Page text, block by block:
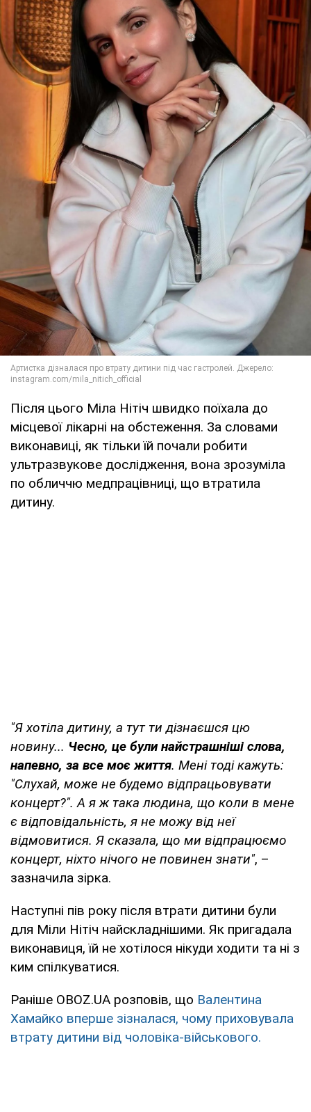
Після цього Міла Нітіч швидко поїхала до
місцевої лікарні на обстеження. За словами
виконавиці, як тільки їй почали робити
ультразвукове дослідження, вона зрозуміла
по обличчю медпрацівниці, що втратила
дитину.
"Я хотіла дитину, а тут ти дізнаєшся цю
новину... Чесно, це були найстрашніші слова,
напевно, за все моє життя. Мені тоді кажуть:
"Слухай, може не будемо відпрацьовувати
концерт?". А я ж така людина, що коли в мене
є відповідальність, я не можу від неї
відмовитися. Я сказала, що ми відпрацюємо
концерт, ніхто нічого не повинен знати", –
зазначила зірка.
Наступні пів року після втрати дитини були
для Міли Нітіч найскладнішими. Як пригадала
виконавиця, їй не хотілося нікуди ходити та ні з
ким спілкуватися.
Раніше OBOZ.UA розповів, що Валентина
Хамайко вперше зізналася, чому приховувала
втрату дитини від чоловіка-військового.